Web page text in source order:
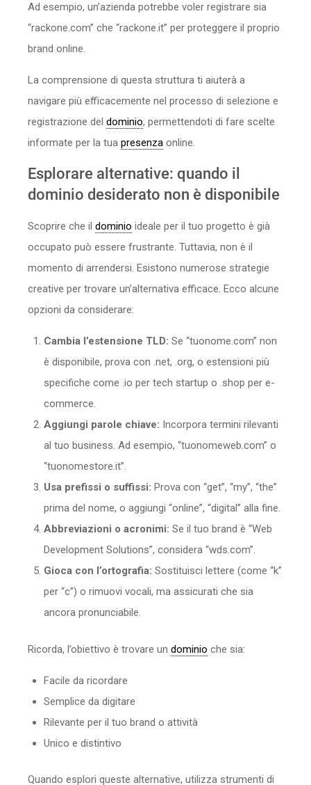
Ad esempio, un’azienda potrebbe voler registrare sia
“rackone.com” che “rackone.it” per proteggere il proprio
brand online.
La comprensione di questa struttura ti aiuterà a
navigare più efficacemente nel processo di selezione e
registrazione del dominio, permettendoti di fare scelte
informate per la tua presenza online.
Esplorare alternative: quando il
dominio desiderato non è disponibile
Scoprire che il dominio ideale per il tuo progetto è già
occupato può essere frustrante. Tuttavia, non è il
momento di arrendersi. Esistono numerose strategie
creative per trovare un’alternativa efficace. Ecco alcune
opzioni da considerare:
Cambia l’estensione TLD: Se “tuonome.com” non
è disponibile, prova con .net, .org, o estensioni più
specifiche come .io per tech startup o .shop per e-
commerce.
Aggiungi parole chiave: Incorpora termini rilevanti
al tuo business. Ad esempio, “tuonomeweb.com” o
“tuonomestore.it”.
Usa prefissi o suffissi: Prova con “get”, “my”, “the”
prima del nome, o aggiungi “online”, “digital” alla fine.
Abbreviazioni o acronimi: Se il tuo brand è “Web
Development Solutions”, considera “wds.com”.
Gioca con l’ortografia: Sostituisci lettere (come “k”
per “c”) o rimuovi vocali, ma assicurati che sia
ancora pronunciabile.
Ricorda, l’obiettivo è trovare un dominio che sia:
Facile da ricordare
Semplice da digitare
Rilevante per il tuo brand o attività
Unico e distintivo
Quando esplori queste alternative, utilizza strumenti di